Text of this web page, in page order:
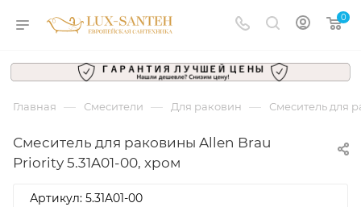
0
Главная — Смесители — Для раковин — Смеситель для
Смеситель для раковины Allen Brau
Priority 5.31A01-00, хром
Артикул: 5.31A01-00